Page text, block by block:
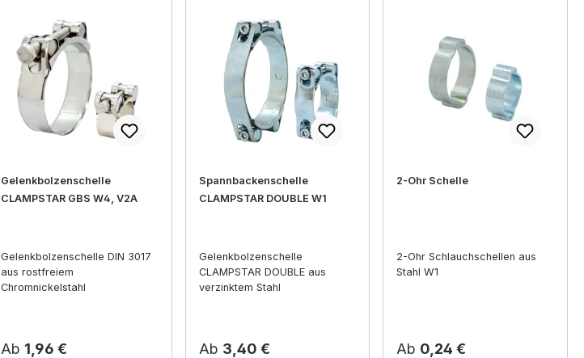
Gelenkbolzenschelle
CLAMPSTAR GBS W4, V2A
Gelenkbolzenschelle DIN 3017
aus rostfreiem
Chromnickelstahl
Regulärer Preis:
Ab 1,96 €
Spannbackenschelle
CLAMPSTAR DOUBLE W1
Gelenkbolzenschelle
CLAMPSTAR DOUBLE aus
verzinktem Stahl
Regulärer Preis:
Ab 3,40 €
2-Ohr Schelle
2-Ohr Schlauchschellen aus
Stahl W1
Regulärer Preis:
Ab 0,24 €